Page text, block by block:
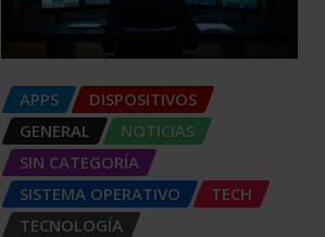
APPS
DISPOSITIVOS
GENERAL
NOTICIAS
SIN CATEGORÍA
SISTEMA OPERATIVO
TECH
TECNOLOGÍA